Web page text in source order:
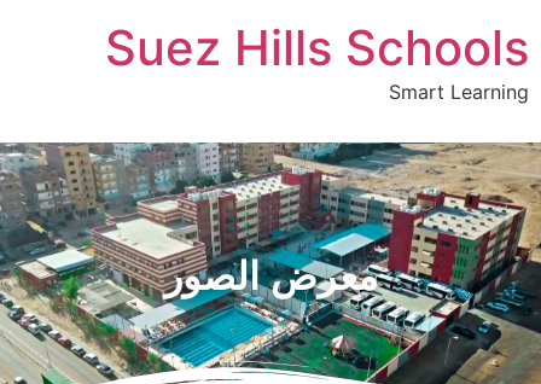
Suez Hills Schools
Smart Learning
معرض الصور